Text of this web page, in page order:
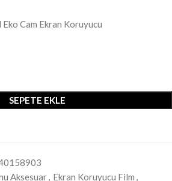
Cam Ekran Koruyucu
SEPETE EKLE
Aksesuar, Ekran Koruyucu Film ,